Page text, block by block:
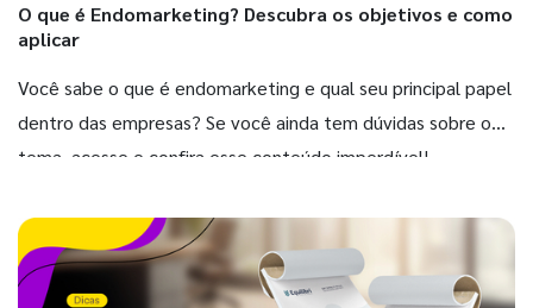
O que é Endomarketing? Descubra os objetivos e como
aplicar
Você sabe o que é endomarketing e qual seu principal papel
dentro das empresas? Se você ainda tem dúvidas sobre o
tema, acesse e confira esse conteúdo imperdível!